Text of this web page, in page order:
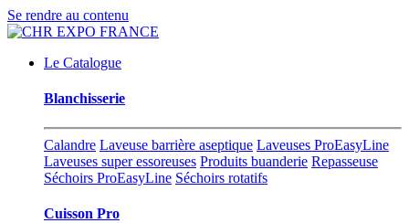
Se rendre au contenu
Le Catalogue
Blanchisserie
Calandre Laveuse barrière aseptique Laveuses ProEasyLine
Laveuses super essoreuses Produits buanderie Repasseuse
Séchoirs ProEasyLine Séchoirs rotatifs
Cuisson Pro